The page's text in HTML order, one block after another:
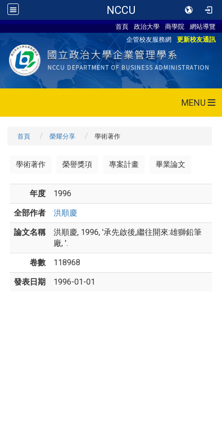
NCCU
首頁 政治大學 商學院
網站導覽
企管校友服務網
更新校友通訊
MENU
首頁 榮耀分享 學術著作
學術著作 榮譽獎項 專案計畫 畢業論文
年度 1996
全部作者 洪順慶
論文名稱
洪順慶, 1996, '承先啟後,繼往開來:雄獅鉛筆
廠, '.
卷數 118968
發表日期 1996-01-01